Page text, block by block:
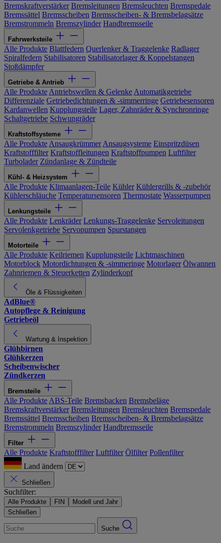
Bremskraftverstärker Bremsleitungen Bremsleuchten Bremspedale
Bremssättel Bremsscheiben Bremsscheiben- & Bremsbelagsätze
Bremstrommeln Bremszylinder Handbremsseile
Fahrwerksteile
Alle Produkte Blattfedern Querlenker & Traggelenke Radlager
Spiralfedern Stabilisatoren Stabilisatorlager & Koppelstangen
Stoßdämpfer
Getriebe & Antrieb
Alle Produkte Antriebswellen & Gelenke Automatikgetriebe
Differenziale Getriebedichtungen & -simmerringe Getriebesensoren
Kardanwellen Kupplungsteile Lager, Zahnräder & Synchronringe
Schaltgetriebe Schwungräder
Kraftstoffsysteme
Alle Produkte Ansaugkrümmer Ansaugsysteme Einspritzdüsen
Kraftstofffilter Kraftstoffleitungen Kraftstoffpumpen Luftfilter
Turbolader Zündanlage & Zündteile
Kühl- & Heizsystem
Alle Produkte Klimaanlagen-Teile Kühler Kühlergrills & -zubehör
Kühlerschläuche Temperatursensoren Thermostate Wasserpumpen
Lenkungsteile
Alle Produkte Lenkräder Lenkungs-Traggelenke Servoleitungen
Servolenkgetriebe Servopumpen Spurstangen
Motorteile
Alle Produkte Keilriemen Kupplungsteile Lichtmaschinen
Motorblock Motordichtungen & -simmeringe Motorlager Ölwannen
Zahnriemen & Steuerketten Zylinderkopf
Öle & Flüssigkeiten
AdBlue®
Autopflege & Reinigung
Getriebeöl
Wartung & Inspektion
Glühbirnen
Glühkerzen
Scheibenwischer
Zündkerzen
Bremsteile
Alle Produkte ABS-Teile Bremsbacken Bremsbeläge
Bremskraftverstärker Bremsleitungen Bremsleuchten Bremspedale
Bremssättel Bremsscheiben Bremsscheiben- & Bremsbelagsätze
Bremstrommeln Bremszylinder Handbremsseile
Filter
Alle Produkte Kraftstofffilter Luftfilter Ölfilter Pollenfilter
Land ändern
Schließen
Suchfilter:
Alle Produkte FIN
Modell und Jahr
Schließen
Suche